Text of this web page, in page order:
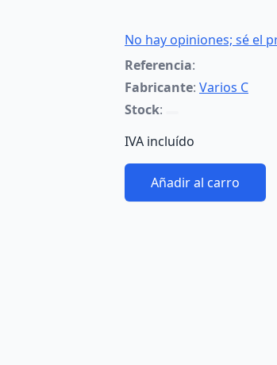
No hay opiniones; sé el
Referencia:
Fabricante: Varios C
Stock:
IVA incluído
Añadir al carro